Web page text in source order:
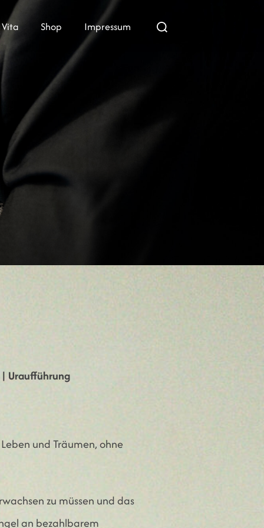
Vita Shop Impressum
Suchen
nach:
| Uraufführung
und Träumen, ohne
zu müssen und das
an bezahlbarem